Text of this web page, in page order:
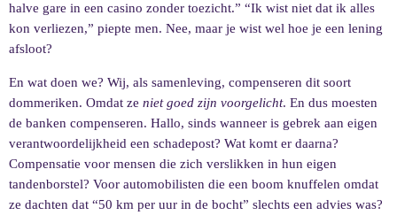
halve gare in een casino zonder toezicht.” “Ik wist niet dat ik alles
kon verliezen,” piepte men. Nee, maar je wist wel hoe je een lening
afsloot?
En wat doen we? Wij, als samenleving, compenseren dit soort
dommeriken. Omdat ze niet goed zijn voorgelicht. En dus moesten
de banken compenseren. Hallo, sinds wanneer is gebrek aan eigen
verantwoordelijkheid een schadepost? Wat komt er daarna?
Compensatie voor mensen die zich verslikken in hun eigen
tandenborstel? Voor automobilisten die een boom knuffelen omdat
ze dachten dat “50 km per uur in de bocht” slechts een advies was?